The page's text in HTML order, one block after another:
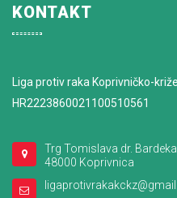
KONTAKT
Liga protiv raka Koprivničko-
HR2223860021100510561
Trg Tomislava dr.
48000 Koprivnica